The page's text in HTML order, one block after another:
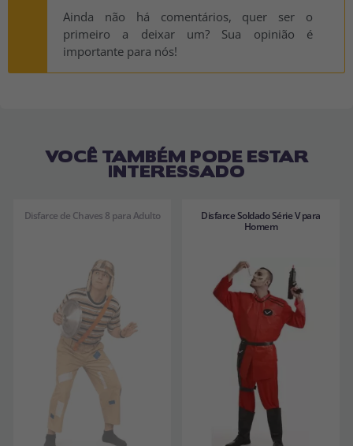
Ainda não há comentários, quer ser o
primeiro a deixar um? Sua opinião é
importante para nós!
VOCÊ TAMBÉM PODE ESTAR
INTERESSADO
Disfarce de Chaves 8 para Adulto
Disfarce Soldado Série V para
Homem